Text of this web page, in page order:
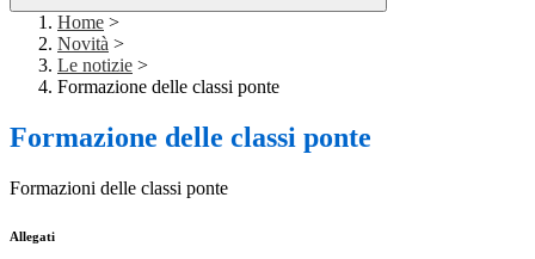
Home >
Novità >
Le notizie >
Formazione delle classi ponte
Formazione delle classi ponte
Formazioni delle classi ponte
Allegati